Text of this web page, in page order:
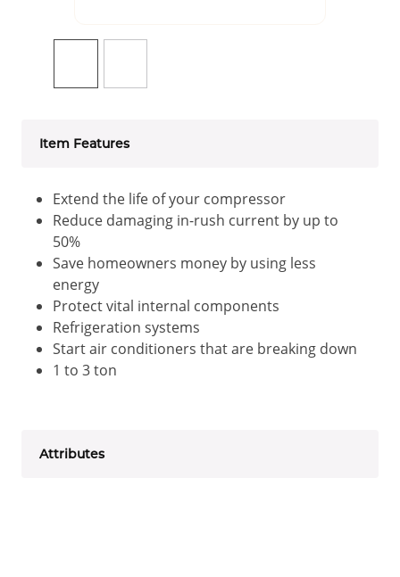
Item Features
Extend the life of your compressor
Reduce damaging in-rush current by up to
50%
Save homeowners money by using less
energy
Protect vital internal components
Refrigeration systems
Start air conditioners that are breaking down
1 to 3 ton
Attributes